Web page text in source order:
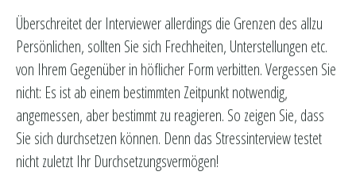
Überschreitet der Interviewer allerdings die Grenzen des allzu
Persönlichen, sollten Sie sich Frechheiten, Unterstellungen etc.
von Ihrem Gegenüber in höflicher Form verbitten. Vergessen Sie
nicht: Es ist ab einem bestimmten Zeitpunkt notwendig,
angemessen, aber bestimmt zu reagieren. So zeigen Sie, dass
Sie sich durchsetzen können. Denn das Stressinterview testet
nicht zuletzt Ihr Durchsetzungsvermögen!